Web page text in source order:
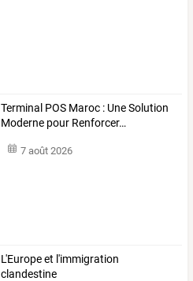
Terminal POS Maroc : UneSolution
Moderne pour Renforcer…
7 août 2026
L'Europe et l'immigration
clandestine